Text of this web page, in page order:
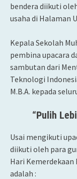
bendera diikuti
usaha di Halaman
Kepala Sekolah
pembina upacara
sambutan dari
Teknologi
M.B.A. kepada
“Pulih
Usai mengikuti
diikuti oleh para
Hari
adalah :